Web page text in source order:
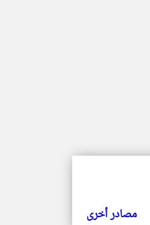
مصادر أخرى